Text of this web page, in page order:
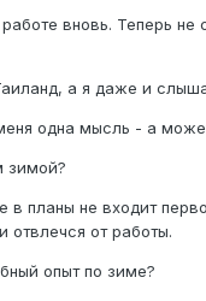
вновь. Теперь не
а я даже и
одна мысль - а
зимой?
в планы не входит
отвлечся от работы.
опыт по зиме?